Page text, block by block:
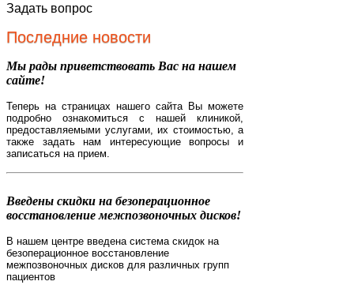
Задать вопрос
Последние новости
Мы рады приветствовать Вас на нашем
сайте!
Теперь на страницах нашего сайта Вы можете
подробно ознакомиться с нашей клиникой,
предоставляемыми услугами, их стоимостью, а
также задать нам интересующие вопросы и
записаться на прием.
Введены скидки на безоперационное
восстановление межпозвоночных дисков!
В нашем центре введена система скидок на
безоперационное восстановление
межпозвоночных дисков для различных групп
пациентов